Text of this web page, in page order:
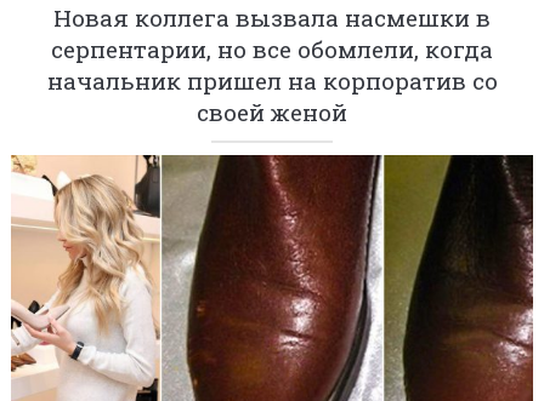
Новая коллега вызвала насмешки в
серпентарии, но все обомлели, когда
начальник пришел на корпоратив со
своей женой